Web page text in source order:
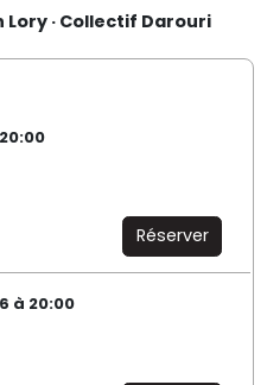
Lory · Collectif Darouri
Réserver
à 20:00